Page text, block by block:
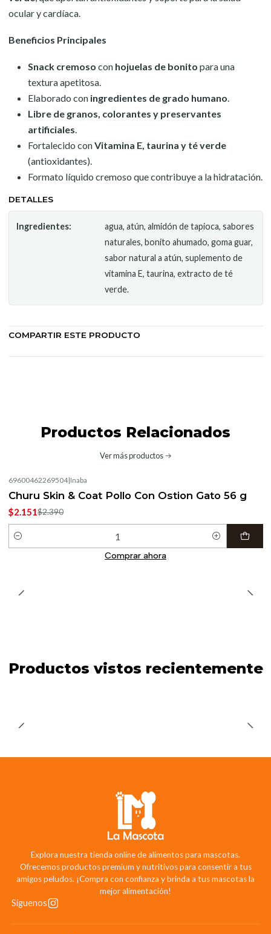
ocular y cardíaca.
Beneficios Principales
Snack cremoso con hojuelas de bonito para una
textura apetitosa.
Elaborado con ingredientes de grado humano.
Libre de granos, colorantes y preservantes
artificiales.
Fortalecido conVitamina E, taurina y té verde
(antioxidantes).
Formato líquido cremoso que contribuye a la hidratación.
DETALLES
Ingredientes:
agua, atún, almidón de tapioca, sabores
naturales, bonito ahumado, goma guar,
sabor natural a atún, suplemento de
vitamina E, taurina, extracto de té
verde.
COMPARTIR ESTE PRODUCTO
Productos Relacionados
Ver más productos
69600462269504|Inaba
Churu Skin & Coat Pollo Con Ostion Gato 56 g
$2.151$2.390
Cantidad
Comprar ahora
Productos vistos recientemente
Explora nuestra tienda online de alimentos para mascotas.
Ofrecemos productos premium y nutritivos para consentir a tus
amigos peludos. ¡Compra con confianza y brinda a tus mascotas la
mejor alimentación!
Síguenos